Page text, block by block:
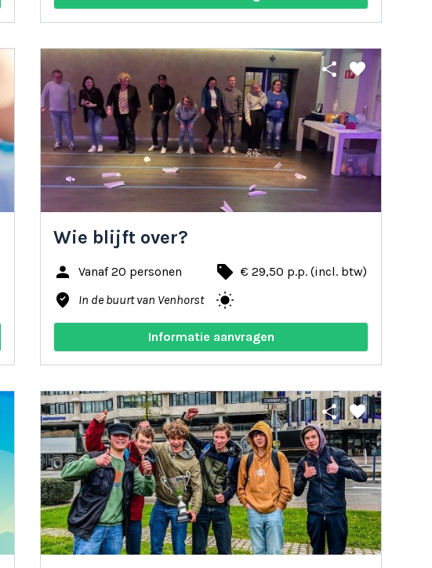
share favorite
Wie blijft over?
person
Vanaf 20 personen local_offer € 29,50 p.p. (incl. btw)
where_to_vote In de buurt van Venhorst wb_sunny
Informatie aanvragen
share favorite